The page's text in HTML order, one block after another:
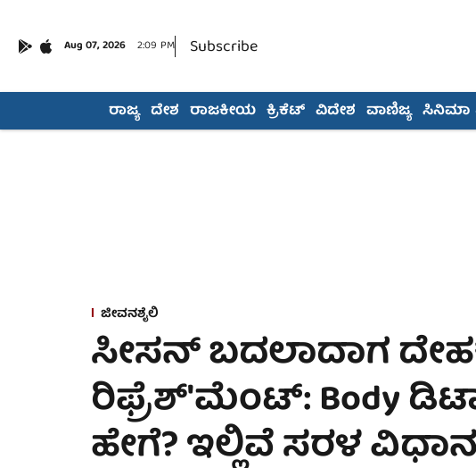
Aug 07, 2026 2:09 PM Subscribe
ರಾಜ್ಯ ದೇಶ ರಾಜಕೀಯ ಕ್ರಿಕೆಟ್ ವಿದೇಶ ವಾಣಿಜ್ಯ ಸಿನಿಮಾ
ಜೀವನಶೈಲಿ
ಸೀಸನ್ ಬದಲಾದಾಗ
ರಿಫ್ರೆಶ್'ಮೆಂಟ್: Body
ಹೇಗೆ? ಇಲ್ಲಿವೆ ಸರಳ